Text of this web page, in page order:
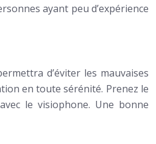
ayant peu d’expérience
d’éviter les mauvaises
en toute sérénité. Prenez le
le visiophone. Une bonne